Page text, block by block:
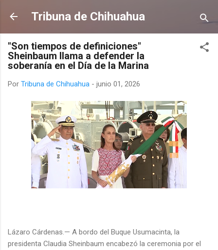
Ir al contenido principal
Tribuna de Chihuahua
"Son tiempos de definiciones"
Sheinbaum llama a defender la
soberanía en el Día de la Marina
Por Tribuna de Chihuahua - junio 01, 2026
Lázaro Cárdenas.— A bordo del Buque Usumacinta, la
presidenta Claudia Sheinbaum encabezó la ceremonia por el